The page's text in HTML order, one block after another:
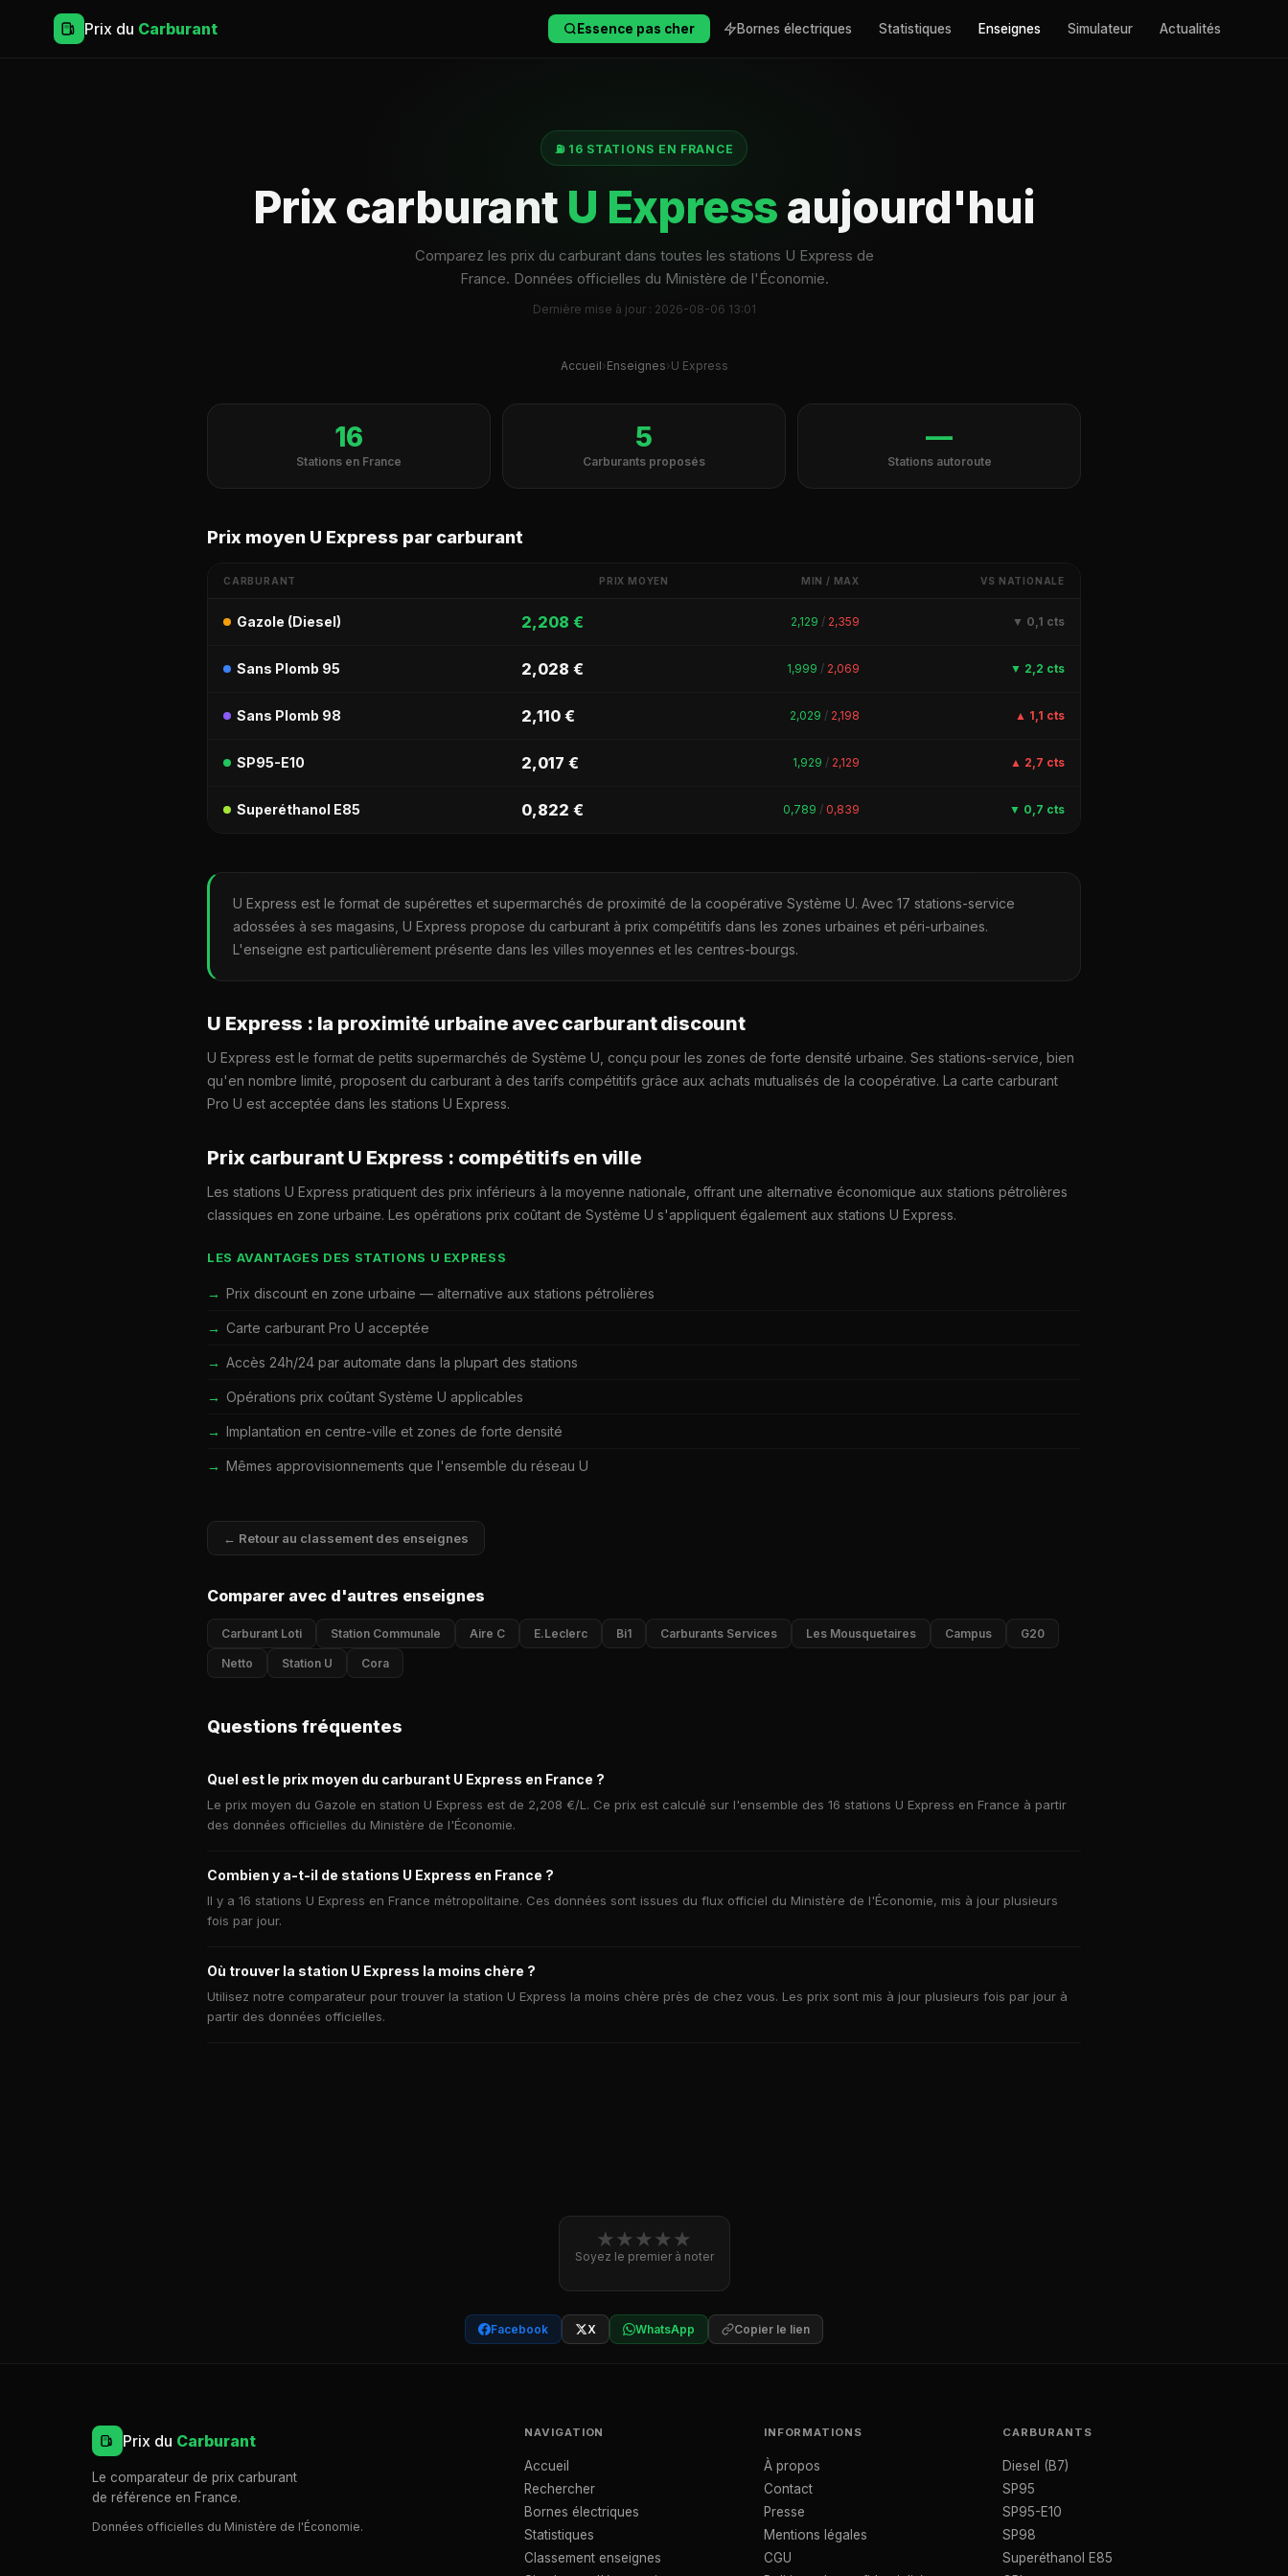
Prix du Carburant Essence pas cher Bornes électriques Statistiques Enseignes Simulateur Actualités
⛽ 16 STATIONS EN FRANCE
Prix carburant U Expressaujourd'hui
Comparez les prix du carburant dans toutes les stations U Express de
France. Données officielles du Ministère de l'Économie.
Dernière mise à jour : 2026-08-06 13:01
Accueil› Enseignes› U Express
16
Stations en France
5
Carburants proposés
—
Stations autoroute
Prix moyen U Express par carburant
CARBURANT PRIX MOYEN MIN / MAX VS NATIONALE
Gazole (Diesel) 2,208 € 2,129 / 2,359 ▼ 0,1 cts
Sans Plomb 95 2,028 € 1,999 / 2,069 ▼ 2,2 cts
Sans Plomb 98 2,110 € 2,029 / 2,198 ▲ 1,1 cts
SP95-E10 2,017 € 1,929 / 2,129 ▲ 2,7 cts
Superéthanol E85 0,822 € 0,789 / 0,839 ▼ 0,7 cts
U Express est le format de supérettes et supermarchés de proximité de la coopérative Système U. Avec 17 stations-service
adossées à ses magasins, U Express propose du carburant à prix compétitifs dans les zones urbaines et péri-urbaines.
L'enseigne est particulièrement présente dans les villes moyennes et les centres-bourgs.
U Express : la proximité urbaine avec carburant discount
U Express est le format de petits supermarchés de Système U, conçu pour les zones de forte densité urbaine. Ses stations-service, bien
qu'en nombre limité, proposent du carburant à des tarifs compétitifs grâce aux achats mutualisés de la coopérative. La carte carburant
Pro U est acceptée dans les stations U Express.
Prix carburant U Express : compétitifs en ville
Les stations U Express pratiquent des prix inférieurs à la moyenne nationale, offrant une alternative économique aux stations pétrolières
classiques en zone urbaine. Les opérations prix coûtant de Système U s'appliquent également aux stations U Express.
LES AVANTAGES DES STATIONS U EXPRESS
Prix discount en zone urbaine — alternative aux stations pétrolières
Carte carburant Pro U acceptée
Accès 24h/24 par automate dans la plupart des stations
Opérations prix coûtant Système U applicables
Implantation en centre-ville et zones de forte densité
Mêmes approvisionnements que l'ensemble du réseau U
← Retour au classement des enseignes
Comparer avec d'autres enseignes
Carburant Loti Station Communale Aire C E.Leclerc Bi1 Carburants Services Les Mousquetaires Campus G20
Netto Station U Cora
Questions fréquentes
Quel est le prix moyen du carburant U Express en France ?
Le prix moyen du Gazole en station U Express est de 2,208 €/L. Ce prix est calculé sur l'ensemble des 16 stations U Express en France à partir
des données officielles du Ministère de l'Économie.
Combien y a-t-il de stations U Express en France ?
Il y a 16 stations U Express en France métropolitaine. Ces données sont issues du flux officiel du Ministère de l'Économie, mis à jour plusieurs
fois par jour.
Où trouver la station U Express la moins chère ?
Utilisez notre comparateur pour trouver la station U Express la moins chère près de chez vous. Les prix sont mis à jour plusieurs fois par jour à
partir des données officielles.
★★★★★
Soyez le premier à noter
Facebook X WhatsApp Copier le lien
Prix du Carburant
Le comparateur de prix carburant
de référence en France.
Données officielles du Ministère de l'Économie.
NAVIGATION
Accueil
Rechercher
Bornes électriques
Statistiques
Classement enseignes
INFORMATIONS
À propos
Contact
Presse
Mentions légales
CGU
CARBURANTS
Diesel (B7)
SP95
SP95-E10
SP98
Superéthanol E85